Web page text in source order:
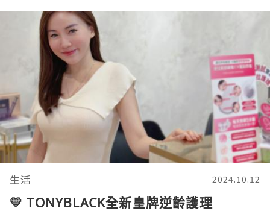
生活 2024.10.12
💛 TONYBLACK全新皇牌逆齡護理